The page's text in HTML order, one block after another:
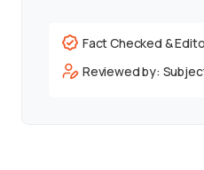
Fact Checked &
Reviewed by: